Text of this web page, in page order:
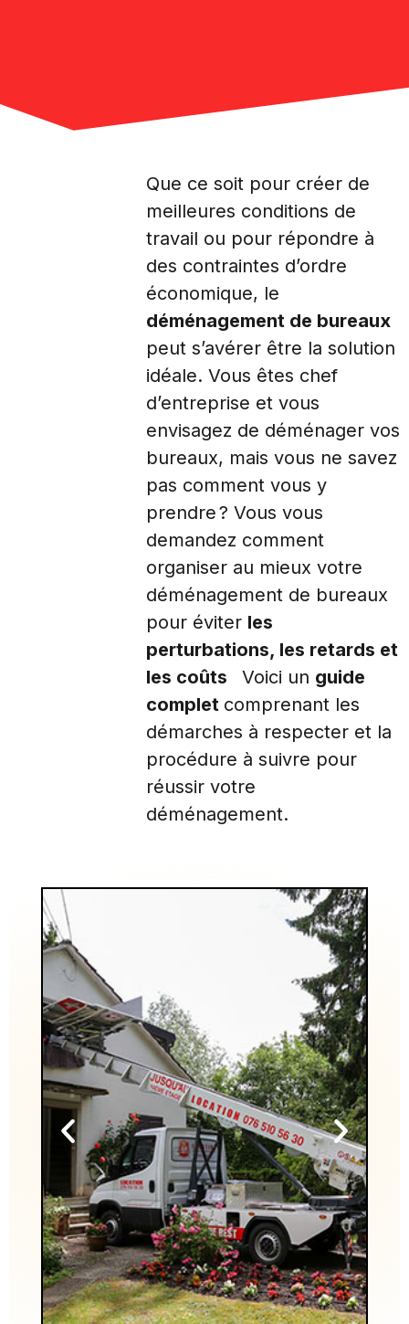
Que ce soit pour créer de
meilleures conditions de
travail ou pour répondre à
des contraintes d’ordre
économique, le
déménagement de bureaux
peut s’avérer être la solution
idéale. Vous êtes chef
d’entreprise et vous
envisagez de déménager vos
bureaux, mais vous ne savez
pas comment vous y
prendre ? Vous vous
demandez comment
organiser au mieux votre
déménagement de bureaux
pour éviter les
perturbations, les retards et
les coûts
Voici un guide
complet comprenant les
démarches à respecter et la
procédure à suivre pour
réussir votre
déménagement.